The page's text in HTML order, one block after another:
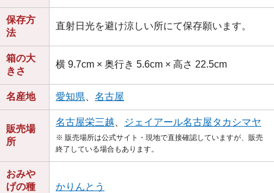
保存方
法
直射日光を避け涼しい所にて保存願います。
箱の大
きさ
横 9.7cm × 奥行き 5.6cm × 高さ 22.5cm
名産地 愛知県 名古屋
販売場
所
名古屋栄三越 ジェイアール名古屋タカシマヤ
※ 販売場所は公式サイト・現地で直接確認していますが、販売
終了している場合もあります。
おみや
げの種
かりんとう